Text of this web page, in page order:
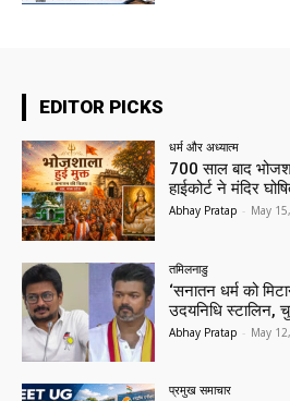
EDITOR PICKS
धर्म और अध्यात्म
700 साल बाद
हाईकोर्ट ने मंदिर
Abhay Pratap - May
तमिलनाडु
‘सनातन धर्म को
उदयनिधि स्टालिन,
Abhay Pratap - May
प्रमुख समाचार‎